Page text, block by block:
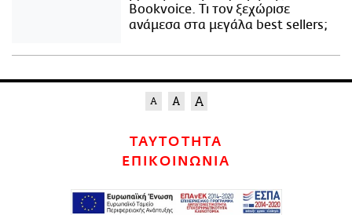
Bookvoice. Τι τον ξεχώρισε
ανάμεσα στα μεγάλα best sellers;
ΤΑΥΤΟΤΗΤΑ
ΕΠΙΚΟΙΝΩΝΙΑ